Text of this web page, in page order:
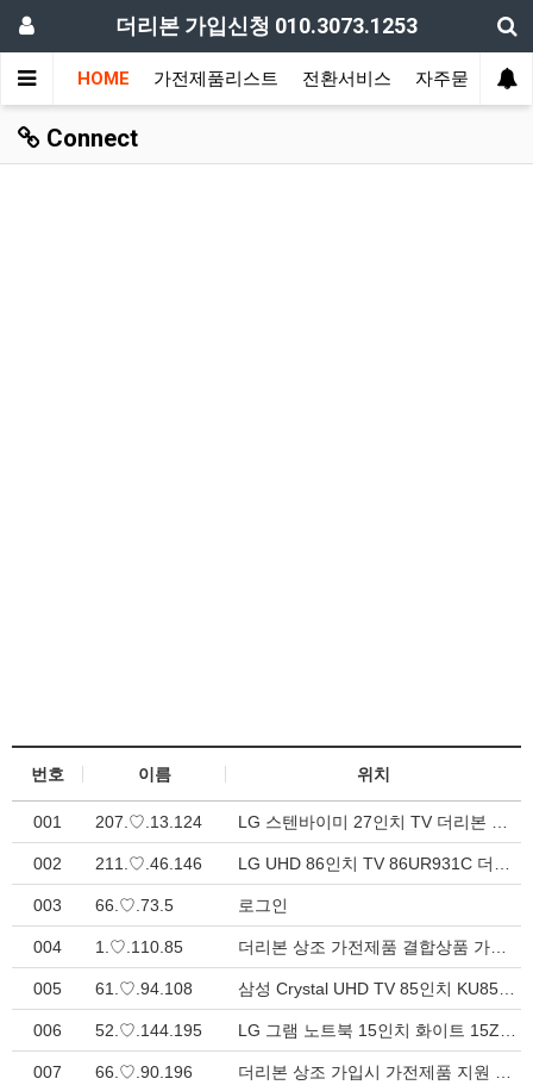
더리본 가입신청 010.3073.1253
HOME 가전제품리스트 전환서비스 자주묻는질문
Connect
번호 이름 위치
001 207.♡.13.124
002 211.♡.46.146
003 66.♡.73.5 로그인
004 1.♡.110.85
005 61.♡.94.108
006 52.♡.144.195
007 66.♡.90.196